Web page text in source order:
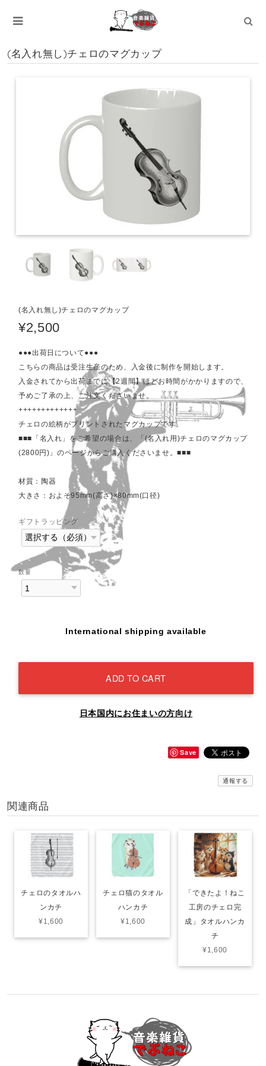
(名入れ無し)チェロのマグカップ
(名入れ無し)チェロのマグカップ
¥2,500
●●●出荷日について●●●
こちらの商品は受注生産のため、入金後に制作を開始します。
入金されてから出荷までに【2週間】ほどお時間がかかりますので、
予めご了承の上、ご注文くださいませ。
+++++++++++++
チェロの絵柄がプリントされたマグカップです。
■■■「名入れ」をご希望の場合は、「(名入れ用)チェロのマグカップ
(2800円)」のページからご購入くださいませ。■■■
材質：陶器
大きさ：およそ95mm(高さ)×80mm(口径)
ギフトラッピング
数量
International shipping available
ADD TO CART
日本国内にお住まいの方向け
Save
通報する
関連商品
チェロのタオルハ
ンカチ
¥1,600
チェロ猫のタオル
ハンカチ
¥1,600
「できたよ！ねこ
工房のチェロ完
成」タオルハンカ
チ
¥1,600